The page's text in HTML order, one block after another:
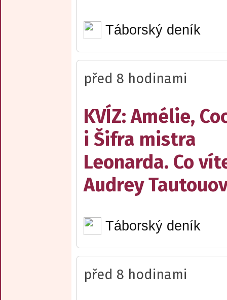
Táborský deník
před 8 hodinami
KVÍZ: Amélie,
i Šifra mistra
Leonarda. Co
Audrey
Táborský deník
před 8 hodinami